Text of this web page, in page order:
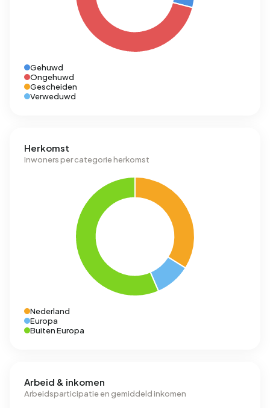
Gehuwd
Ongehuwd
Gescheiden
Verweduwd
Herkomst
Inwoners per categorie herkomst
Nederland
Europa
Buiten Europa
Arbeid & inkomen
Arbeidsparticipatie en gemiddeld inkomen